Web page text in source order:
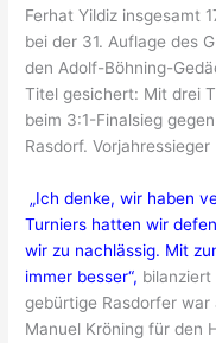
Ferhat Yildiz insgesamt
bei der 31. Auflage des
den Adolf-Böhning-
Titel gesichert: Mit drei
beim 3:1-Finalsieg
Rasdorf.
„Ich denke, wir haben
Turniers hatten wir
wir zu nachlässig. Mit
immer besser“, bilanziert
gebürtige Rasdorfer war
Manuel Kröning für den